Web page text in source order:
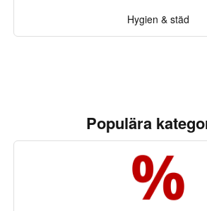
Hygien & städ
Populära